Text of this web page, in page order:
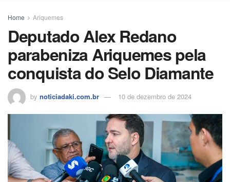
Home Ariquemes
Deputado Alex Redano
parabeniza Ariquemes pela
conquista do Selo Diamante
by noticiadaki.com.br 10 de dezembro de 2024